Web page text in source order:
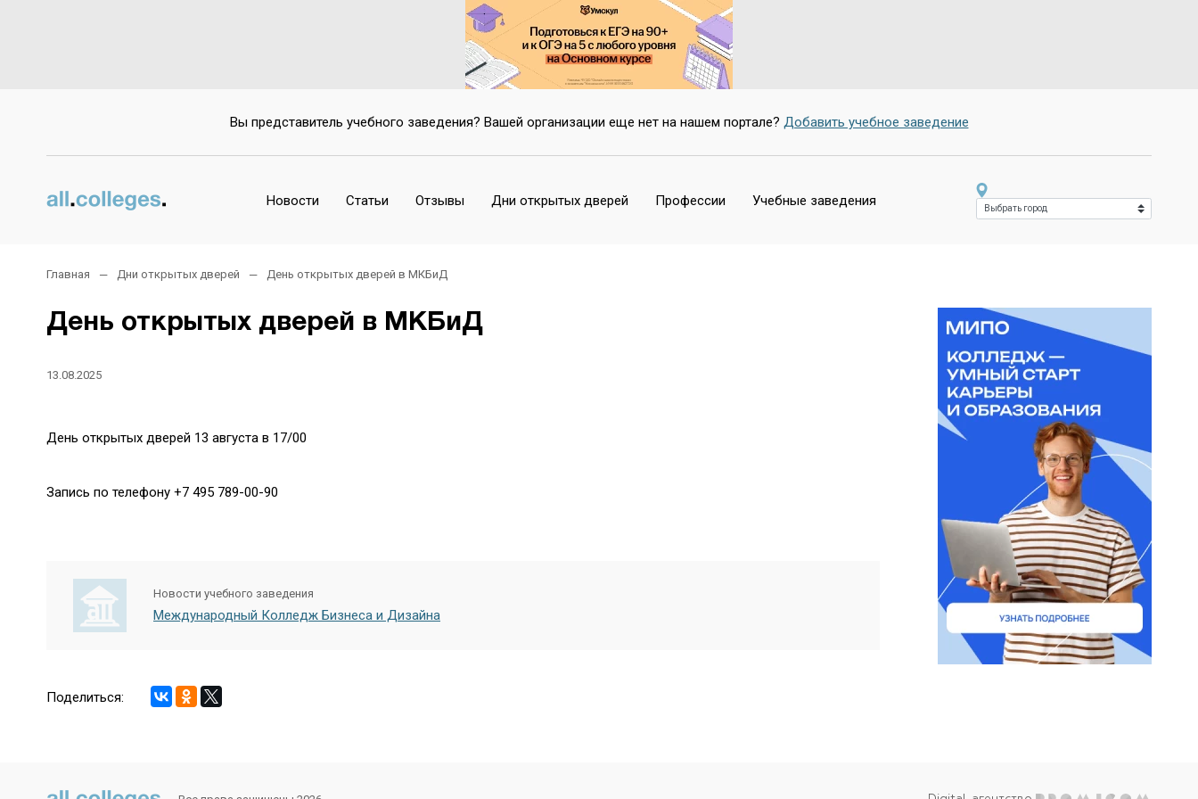
Вы представитель учебного заведения? Вашей организации еще нет на нашем портале? Добавить учебное заведение
Новости Статьи Отзывы Дни открытых дверей Профессии Учебные заведения
Главная Дни открытых дверей День открытых дверей в МКБиД
День открытых дверей в МКБиД
13.08.2025
День открытых дверей 13 августа в 17/00
Запись по телефону +7 495 789-00-90
Новости учебного заведения
Международный Колледж Бизнеса и Дизайна
Поделиться: